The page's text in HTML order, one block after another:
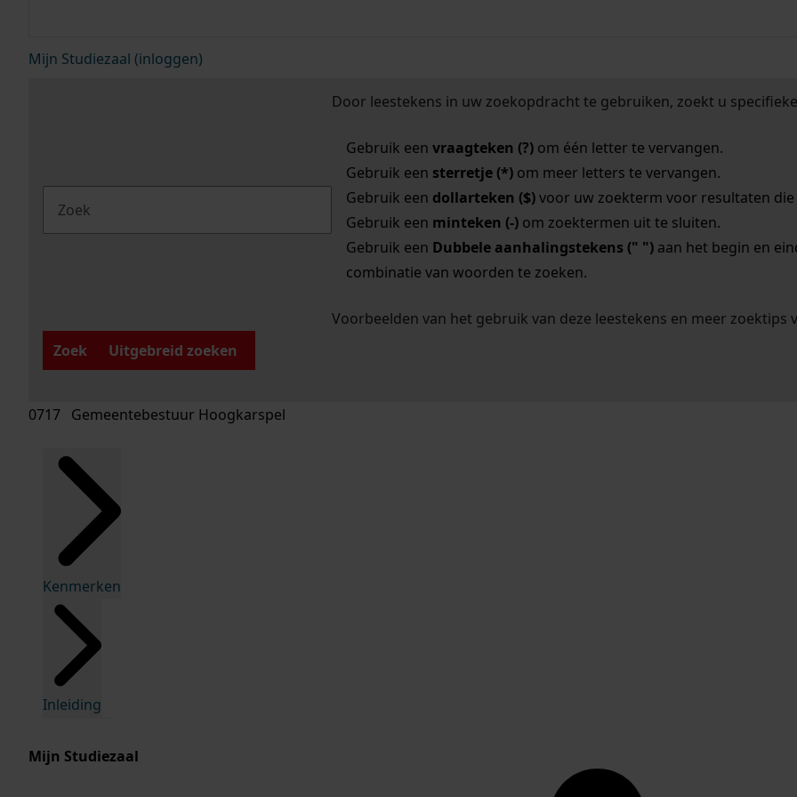
Mijn Studiezaal (inloggen)
Door leestekens in uw zoekopdracht te gebruiken, zoekt u
Gebruik een vraagteken (?)om één letter te vervangen.
Gebruik een sterretje (*)om meer letters te vervangen.
Gebruik een dollarteken ($)voor uw zoekterm voor resultaten die
Gebruik een minteken (-)om zoektermen uit te sluiten.
Gebruik een Dubbele aanhalingstekens (" ")aan het begin en
combinatie van woorden te zoeken.
Voorbeelden van het gebruik van deze leestekens en meer zoektips
Zoek
Uitgebreid zoeken
0717 Gemeentebestuur Hoogkarspel
Kenmerken
Inleiding
Mijn Studiezaal